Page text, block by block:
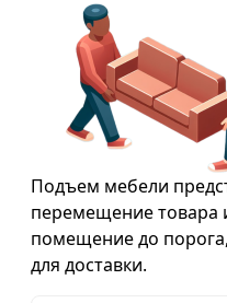
Подъем мебели
перемещение товара
помещение до
для доставки.